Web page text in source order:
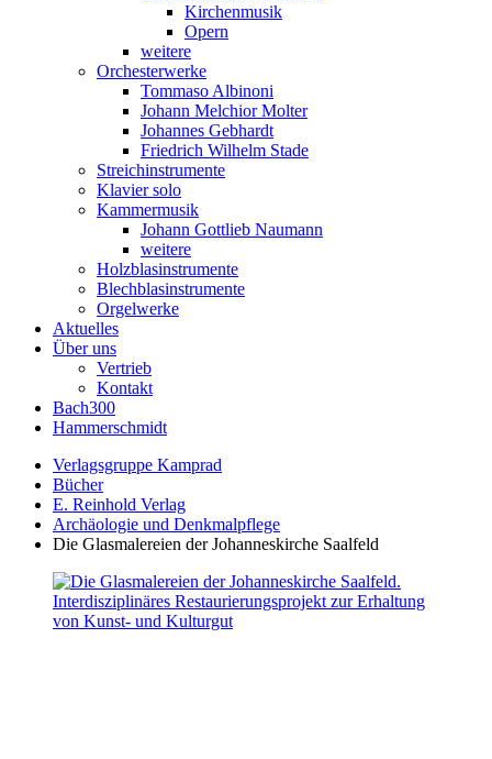
Kirchenmusik
Opern
weitere
Orchesterwerke
Tommaso Albinoni
Johann Melchior Molter
Johannes Gebhardt
Friedrich Wilhelm Stade
Streichinstrumente
Klavier solo
Kammermusik
Johann Gottlieb Naumann
weitere
Holzblasinstrumente
Blechblasinstrumente
Orgelwerke
Aktuelles
Über uns
Vertrieb
Kontakt
Bach300
Hammerschmidt
Verlagsgruppe Kamprad
Bücher
E. Reinhold Verlag
Archäologie und Denkmalpflege
Die Glasmalereien der Johanneskirche Saalfeld